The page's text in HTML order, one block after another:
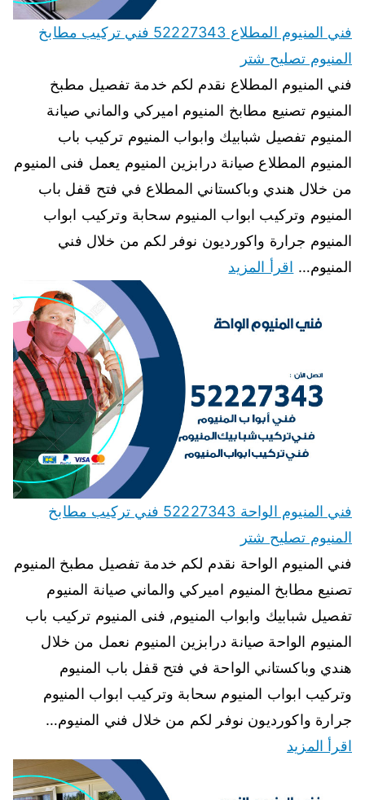
فني المنيوم المطلاع 52227343 فني تركيب مطابخ
المنيوم تصليح شتر
فني المنيوم المطلاع نقدم لكم خدمة تفصيل مطبخ
المنيوم تصنيع مطابخ المنيوم اميركي والماني صيانة
المنيوم تفصيل شبابيك وابواب المنيوم تركيب باب
المنيوم المطلاع صيانة درابزين المنيوم يعمل فنى المنيوم
من خلال هندي وباكستاني المطلاع في فتح قفل باب
المنيوم وتركيب ابواب المنيوم سحابة وتركيب ابواب
المنيوم جرارة واكورديون نوفر لكم من خلال فني
المنيوم… اقرأ المزيد
فني المنيوم الواحة 52227343 فني تركيب مطابخ
المنيوم تصليح شتر
فني المنيوم الواحة نقدم لكم خدمة تفصيل مطبخ المنيوم
تصنيع مطابخ المنيوم اميركي والماني صيانة المنيوم
تفصيل شبابيك وابواب المنيوم, فنى المنيوم تركيب باب
المنيوم الواحة صيانة درابزين المنيوم نعمل من خلال
هندي وباكستاني الواحة في فتح قفل باب المنيوم
وتركيب ابواب المنيوم سحابة وتركيب ابواب المنيوم
جرارة واكورديون نوفر لكم من خلال فني المنيوم…
اقرأ المزيد